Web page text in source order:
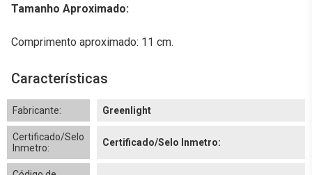
Tamanho Aproximado:
Comprimento aproximado: 11 cm.
Características
Fabricante: Greenlight
Certificado/Selo
Inmetro:
Certificado/Selo Inmetro: